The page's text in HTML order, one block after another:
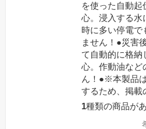
を使った自動
心。浸入する水
時に多い停電で
ません！●災害
て自動的に格納
心。作動油など
ん！●※本製品
するため、掲載
1種類の商品が